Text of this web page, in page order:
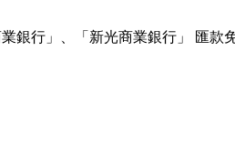
銀行」、「新光商業銀行」 匯